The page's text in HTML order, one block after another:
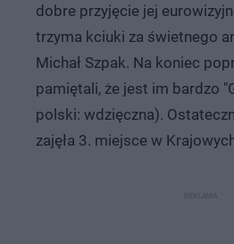
dobre przyjęcie jej
trzyma kciuki za świetnego
Michał Szpak. Na koniec
pamiętali, że jest im bardzo
polski: wdzięczna).
zajęła 3. miejsce w